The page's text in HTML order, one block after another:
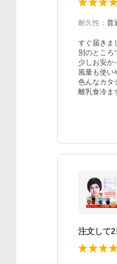
耐久性 ： 普
すぐ届きま
別のところ
少しお安か
風量も使い
色んなカタ
離乳食冷ま
注文して